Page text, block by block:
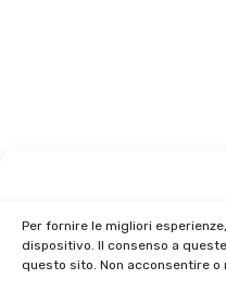
Per fornire le migliori
dispositivo. Il consenso a
questo sito. Non acconsentire